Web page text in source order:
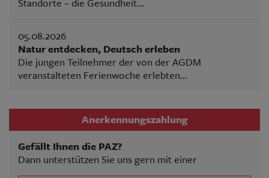
05.08.2026
Natur entdecken, Deutsch erleben
Die jungen Teilnehmer der von der AGDM
veranstalteten Ferienwoche erlebten...
Anerkennungszahlung
Gefällt Ihnen die PAZ?
Dann unterstützen Sie uns gern mit einer